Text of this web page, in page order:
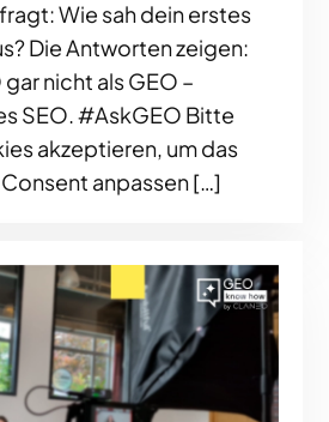
Wie sah dein erstes
Die Antworten zeigen:
nicht als GEO –
SEO. #AskGEO Bitte
akzeptieren, um das
anpassen […]